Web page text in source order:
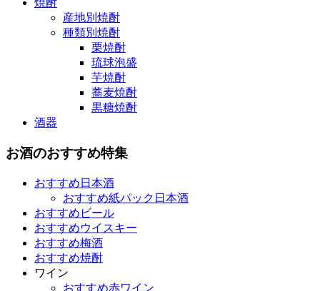
焼酎
産地別焼酎
種類別焼酎
栗焼酎
琉球泡盛
芋焼酎
蕎麦焼酎
黒糖焼酎
酒器
お酒のおすすめ特集
おすすめ日本酒
おすすめ紙パック日本酒
おすすめビール
おすすめウイスキー
おすすめ梅酒
おすすめ焼酎
ワイン
おすすめ赤ワイン